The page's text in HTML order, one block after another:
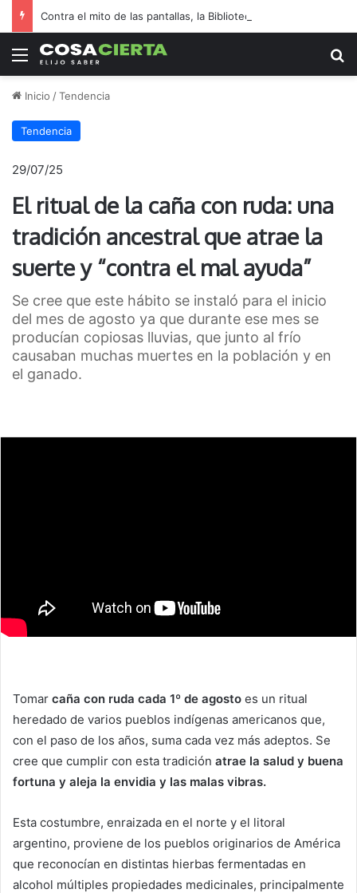
Menú
Inicio /Tendencia
Tendencia
29/07/25
El ritual de la caña con ruda: una
tradición ancestral que atrae la
suerte y “contra el mal ayuda”
Se cree que este hábito se instaló para el inicio
del mes de agosto ya que durante ese mes se
producían copiosas lluvias, que junto al frío
causaban muchas muertes en la población y en
el ganado.
Tomar caña con ruda cada 1º de agosto es un ritual
heredado de varios pueblos indígenas americanos que,
con el paso de los años, suma cada vez más adeptos. Se
cree que cumplir con esta tradición atrae la salud y buena
fortuna y aleja la envidia y las malas vibras.
Esta costumbre, enraizada en el norte y el litoral
argentino, proviene de los pueblos originarios de América
que reconocían en distintas hierbas fermentadas en
alcohol múltiples propiedades medicinales, principalmente